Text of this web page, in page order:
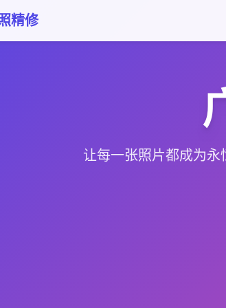
精修
让每一张照片都成为